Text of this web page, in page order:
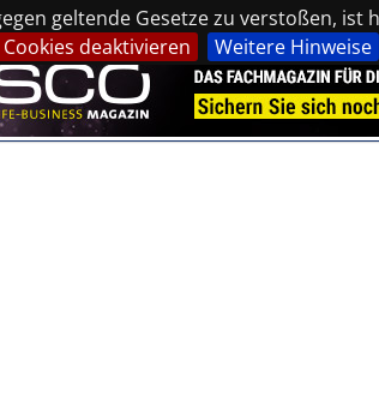
geltende Gesetze zu verstoßen,
Cookies deaktivieren Weitere Hinweise